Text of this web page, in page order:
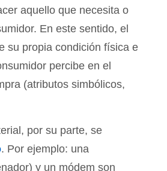
aquello que necesita o
En este sentido, el
su propia condición física e
percibe en el
(atributos simbólicos,
por su parte, se
. Por ejemplo: una
y un módem son